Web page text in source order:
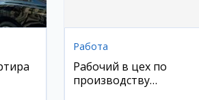
Работа
Рабочий в цех по
производству